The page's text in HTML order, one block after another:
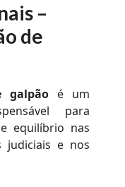
–
de
galpãoé um
para
equilíbrio nas
judiciais e nos